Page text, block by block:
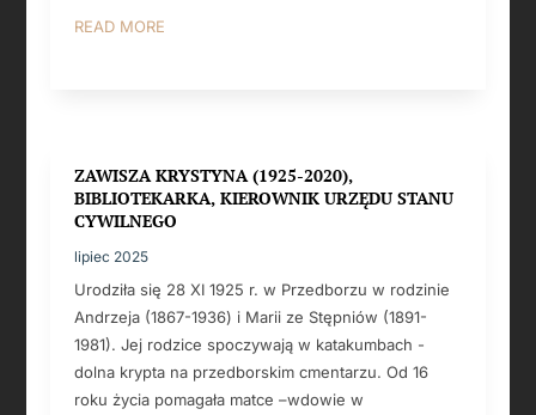
READ MORE
ZAWISZA KRYSTYNA (1925-2020),
BIBLIOTEKARKA, KIEROWNIK URZĘDU STANU
CYWILNEGO
lipiec 2025
Urodziła się 28 XI 1925 r. w Przedborzu w rodzinie
Andrzeja (1867-1936) i Marii ze Stępniów (1891-
1981). Jej rodzice spoczywają w katakumbach -
dolna krypta na przedborskim cmentarzu. Od 16
roku życia pomagała matce –wdowie w